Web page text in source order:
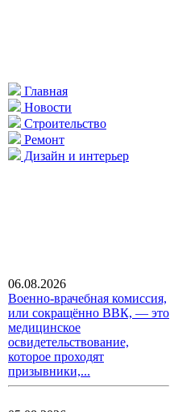
Главная
Новости
Строительство
Ремонт
Дизайн и интерьер
06.08.2026
Военно-врачебная комиссия,
или сокращённо ВВК, — это
медицинское
освидетельствование,
которое проходят
призывники,...